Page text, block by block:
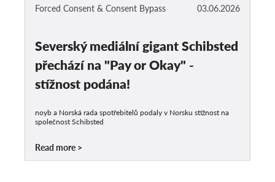
03.06.2026
Forced Consent & Consent Bypass
Severský mediální gigant Schibsted
přechází na "Pay or Okay" -
stížnost podána!
noyb a Norská rada spotřebitelů podaly v Norsku stížnost na
společnost Schibsted
Read more